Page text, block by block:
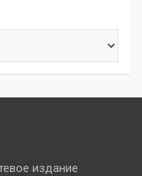
издание